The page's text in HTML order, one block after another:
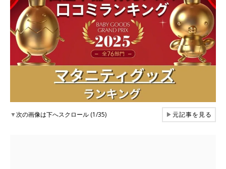
▼次の画像は下へスクロール (1/35) ▶元記事を見る